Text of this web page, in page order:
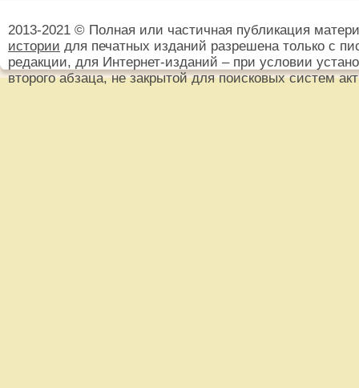
2013-2021 © Полная или частичная публикация
истории для печатных изданий разрешена только с
редакции, для Интернет-изданий – при условии
второго абзаца, не закрытой для поисковых систем